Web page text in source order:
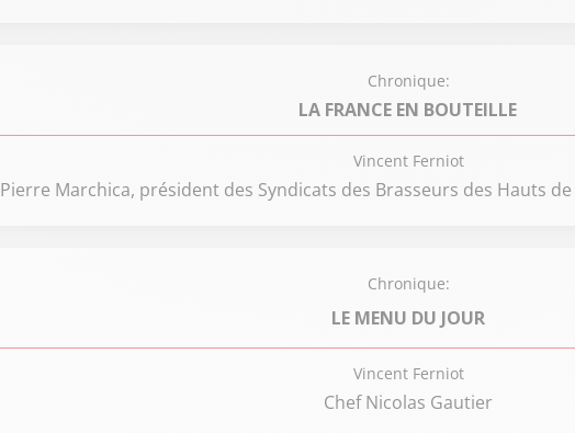
Chronique:
LA FRANCE EN BOUTEILLE
Vincent Ferniot
Pierre Marchica, président des Syndicats des Brasseurs des Hauts
Chronique:
LE MENU DU JOUR
Vincent Ferniot
Chef Nicolas Gautier